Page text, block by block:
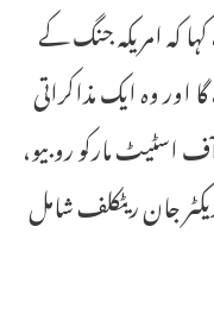
کہ امریکہ جنگ کے
وہ ایک مذاکراتی
اسٹیٹ مارکو روبیو،
جان ریٹکلف شامل